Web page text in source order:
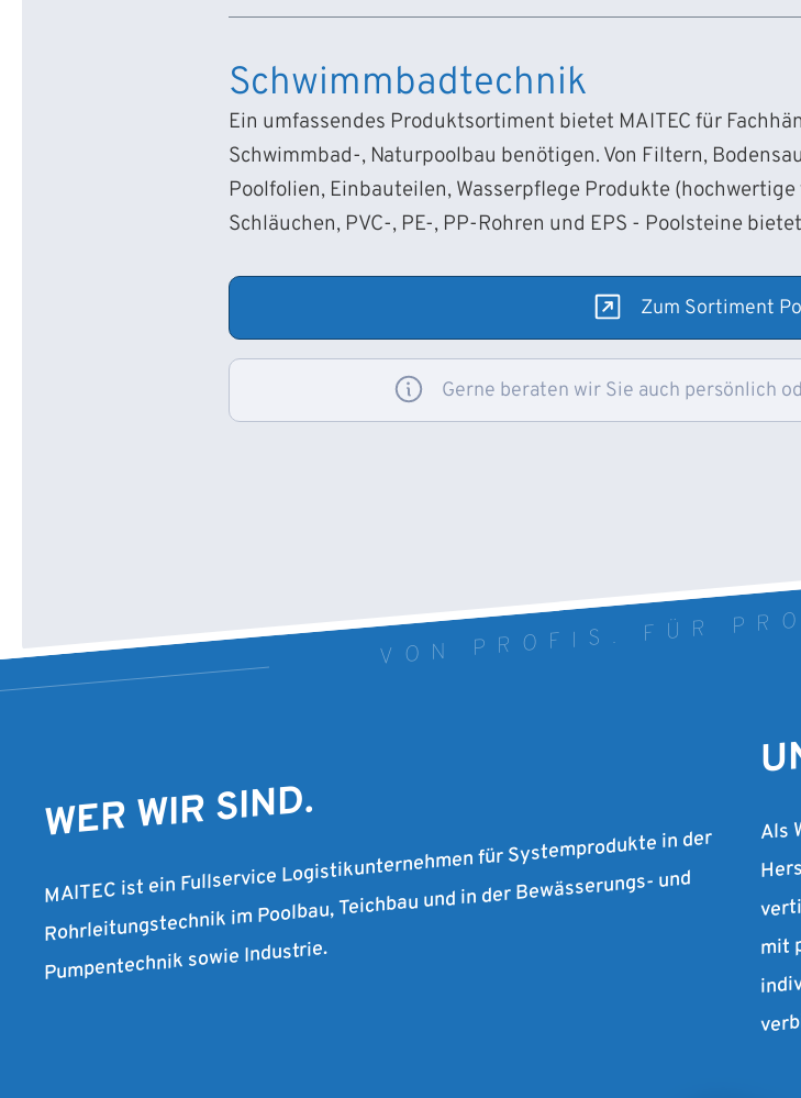
Schwimmbadtechnik
Ein umfassendes Produktsortiment bietet MAITEC für
Schwimmbad-, Naturpoolbau benötigen. Von Filtern,
Poolfolien, Einbauteilen, Wasserpflege Produkte
Schläuchen, PVC-, PE-, PP-Rohren und EPS - Poolsteine
Zum Sortiment
Gerne beraten wir Sie auch persönlich
VON PROFIS. FÜR
WER WIR SIND.
MAITEC ist ein Fullservice Logistikunternehmen für Systemprodukte in der
Rohrleitungstechnik im Poolbau, Teichbau und in der Bewässerungs- und
Pumpentechnik sowie Industrie.